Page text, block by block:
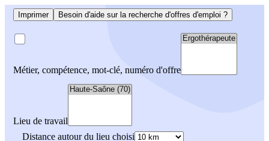
Imprimer Besoin d'aide sur la recherche d'offres d'emploi ?
Métier, compétence, mot-clé, numéro d'offre
Lieu de travail
Distance autour du lieu choisi